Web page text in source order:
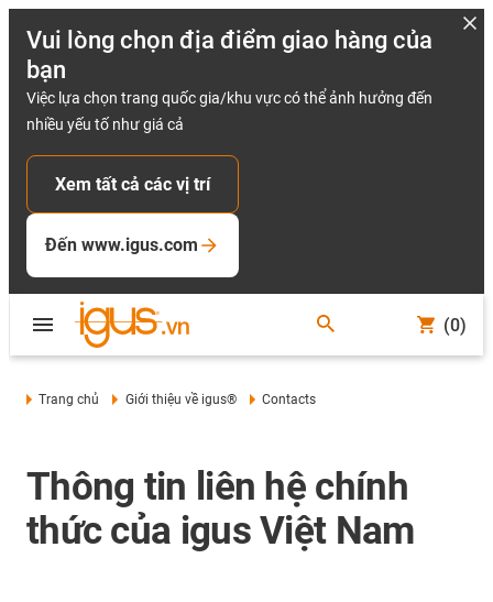
Vui lòng chọn địa điểm giao hàng của
bạn
Việc lựa chọn trang quốc gia/khu vực có thể ảnh hưởng đến
nhiều yếu tố như giá cả
Xem tất cả các vị trí
Đến www.igus.com
(0)
Trang chủ Giới thiệu về igus® Contacts
Thông tin liên hệ chính
thức của igus Việt Nam